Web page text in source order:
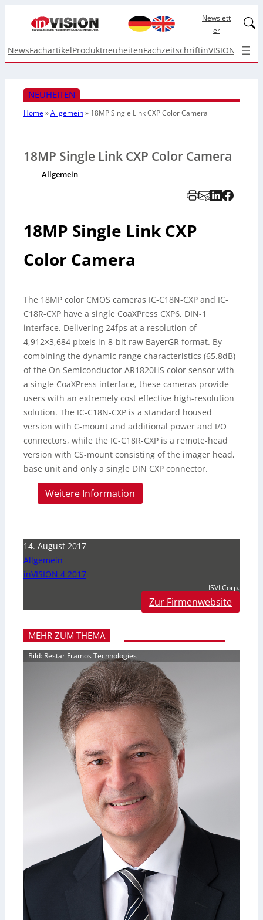
Newslett
er
NewsFachartikelProduktneuheitenFachzeitschriftinVISION Top
NEUHEITEN
Home»Allgemein» 18MP Single Link CXP Color Camera
18MP Single Link CXP Color Camera
Allgemein
18MP Single Link CXP
Color Camera
The 18MP color CMOS cameras IC-C18N-CXP and IC-
C18R-CXP have a single CoaXPress CXP6, DIN-1
interface. Delivering 24fps at a resolution of
4,912×3,684 pixels in 8-bit raw BayerGR format. By
combining the dynamic range characteristics (65.8dB)
of the On Semiconductor AR1820HS color sensor with
a single CoaXPress interface, these cameras provide
users with an extremely cost effective high-resolution
solution. The IC-C18N-CXP is a standard housed
version with C-mount and additional power and I/O
connectors, while the IC-C18R-CXP is a remote-head
version with CS-mount consisting of the imager head,
base unit and only a single DIN CXP connector.
Weitere Information
14. August 2017
Allgemein
inVISION 4 2017
ISVI Corp.
Zur Firmenwebsite
MEHR ZUM THEMA
Bild: Restar Framos Technologies